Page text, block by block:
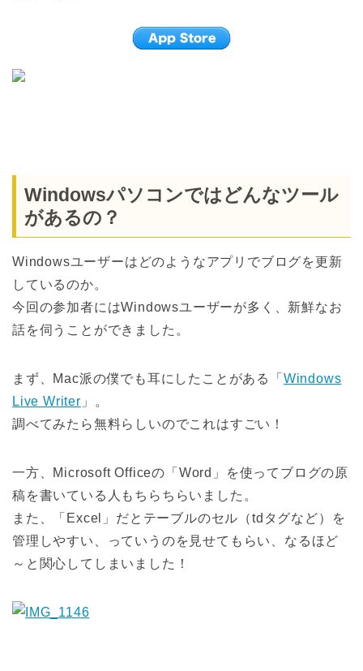
Windowsパソコンではどんなツール
があるの？
Windowsユーザーはどのようなアプリでブログを更新
しているのか。
今回の参加者にはWindowsユーザーが多く、新鮮なお
話を伺うことができました。
まず、Mac派の僕でも耳にしたことがある「 Windows
Live Writer 」。
調べてみたら無料らしいのでこれはすごい！
一方、Microsoft Officeの「Word」を使ってブログの原
稿を書いている人もちらちらいました。
また、「Excel」だとテーブルのセル（tdタグなど）を
管理しやすい、っていうのを見せてもらい、なるほど
～と関心してしまいました！